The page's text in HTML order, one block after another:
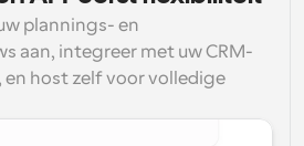
plannings- en
aan, integreer met uw CRM-
host zelf voor volledige